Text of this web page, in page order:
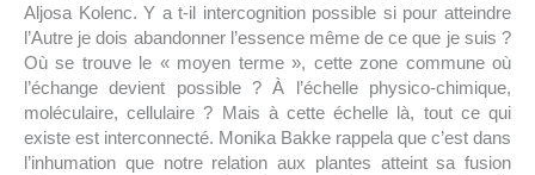
Aljosa Kolenc. Y a t-il intercognition possible si pour atteindre
l’Autre je dois abandonner l’essence même de ce que je suis ?
Où se trouve le « moyen terme », cette zone commune où
l’échange devient possible ? À l’échelle physico-chimique,
moléculaire, cellulaire ? Mais à cette échelle là, tout ce qui
existe est interconnecté. Monika Bakke rappela que c’est dans
l’inhumation que notre relation aux plantes atteint sa fusion